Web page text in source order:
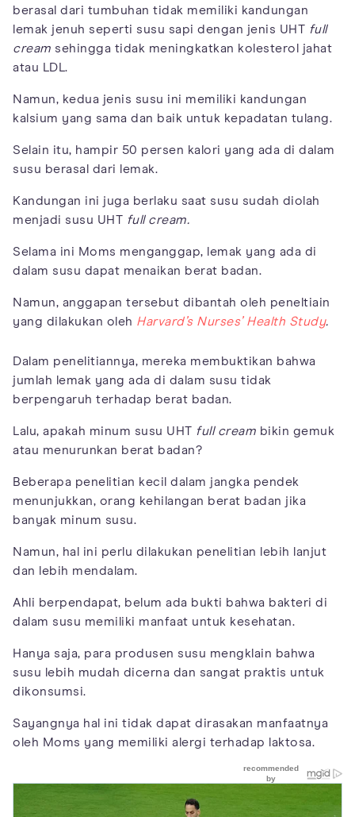
berasal dari tumbuhan tidak memiliki kandungan
lemak jenuh seperti susu sapi dengan jenis UHT full
cream sehingga tidak meningkatkan kolesterol jahat
atau LDL.
Namun, kedua jenis susu ini memiliki kandungan
kalsium yang sama dan baik untuk kepadatan tulang.
Selain itu, hampir 50 persen kalori yang ada di dalam
susu berasal dari lemak.
Kandungan ini juga berlaku saat susu sudah diolah
menjadi susu UHT full cream.
Selama ini Moms menganggap, lemak yang ada di
dalam susu dapat menaikan berat badan.
Namun, anggapan tersebut dibantah oleh peneltiain
yang dilakukan oleh Harvard’s Nurses’ Health Study.
Dalam penelitiannya, mereka membuktikan bahwa
jumlah lemak yang ada di dalam susu tidak
berpengaruh terhadap berat badan.
Lalu, apakah minum susu UHT full cream bikin gemuk
atau menurunkan berat badan?
Beberapa penelitian kecil dalam jangka pendek
menunjukkan, orang kehilangan berat badan jika
banyak minum susu.
Namun, hal ini perlu dilakukan penelitian lebih lanjut
dan lebih mendalam.
Ahli berpendapat, belum ada bukti bahwa bakteri di
dalam susu memiliki manfaat untuk kesehatan.
Hanya saja, para produsen susu mengklain bahwa
susu lebih mudah dicerna dan sangat praktis untuk
dikonsumsi.
Sayangnya hal ini tidak dapat dirasakan manfaatnya
oleh Moms yang memiliki alergi terhadap laktosa.